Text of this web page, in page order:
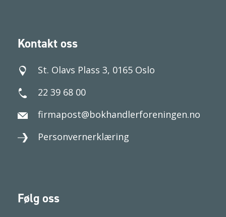
Kontakt oss
St. Olavs Plass 3, 0165 Oslo
22 39 68 00
firmapost@bokhandlerforeningen.no
Personvernerklæring
Følg oss